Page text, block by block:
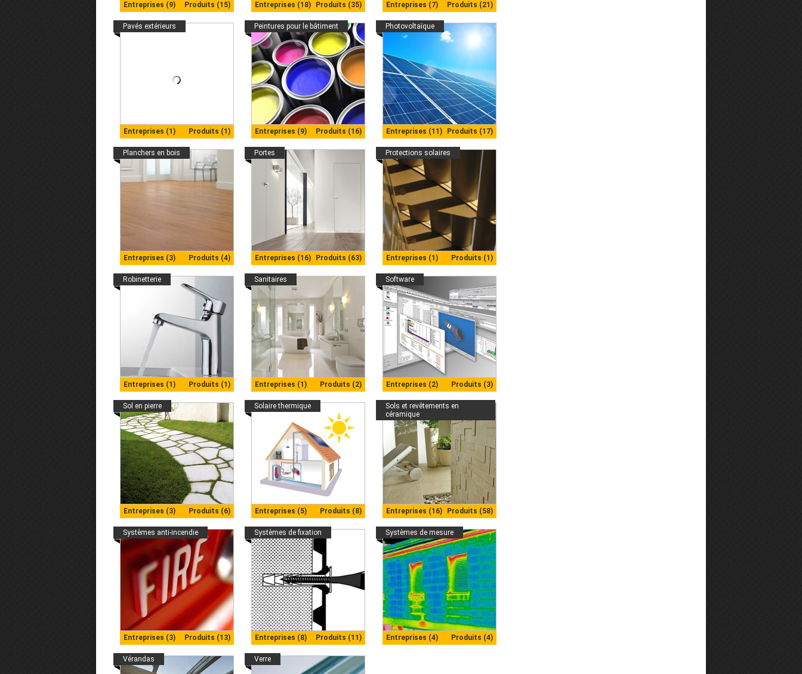
Entreprises (9) Produits (15) Entreprises (18) Produits (35) Entreprises (7) Produits (21)
Entreprises (1) Produits (1)
Pavés extérieurs
Entreprises (9) Produits (16)
Peintures pour le bâtiment
Entreprises (11) Produits (17)
Photovoltaïque
Entreprises (3) Produits (4)
Planchers en bois
Entreprises (16) Produits (63)
Portes
Entreprises (1) Produits (1)
Protections solaires
Entreprises (1) Produits (1)
Robinetterie
Entreprises (1) Produits (2)
Sanitaires
Entreprises (2) Produits (3)
Software
Entreprises (3) Produits (6)
Sol en pierre
Entreprises (5) Produits (8)
Solaire thermique
Entreprises (16) Produits (58)
Sols et revêtements en
céramique
Entreprises (3) Produits (13)
Systèmes anti-incendie
Entreprises (8) Produits (11)
Systèmes de fixation
Entreprises (4) Produits (4)
Systèmes de mesure
Vérandas Verre